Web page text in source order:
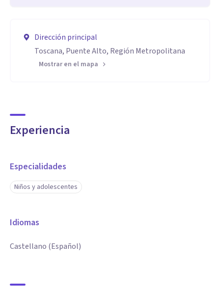
Dirección principal
Toscana, Puente Alto, Región Metropolitana
Mostrar en el mapa
Experiencia
Especialidades
Niños y adolescentes
Idiomas
Castellano (Español)